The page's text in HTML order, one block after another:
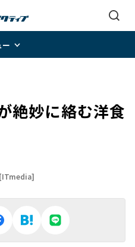
ー
絶妙に絡む洋食
[ITmedia]